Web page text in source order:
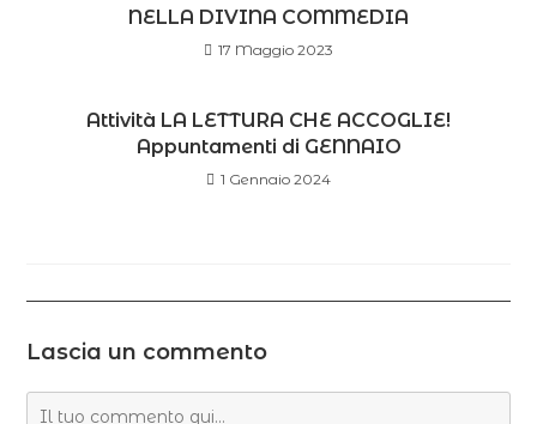
NELLA DIVINA COMMEDIA
17 Maggio 2023
Attività LA LETTURA CHE ACCOGLIE!
Appuntamenti di GENNAIO
1 Gennaio 2024
Lascia un commento